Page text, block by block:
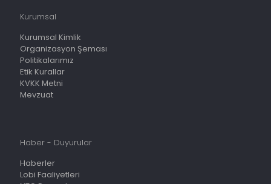
Kurumsal
Kurumsal Kimlik
Organizasyon Şeması
Politikalarımız
Etik Kurallar
KVKK Metni
Mevzuat
Haber - Duyurular
Haberler
Lobi Faaliyetleri